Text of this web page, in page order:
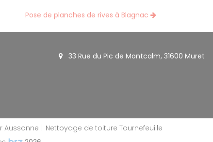
Pose de planches de rives à Blagnac
33 Rue du Pic de Montcalm, 31600 Muret
Aussonne
Nettoyage de toiture Tournefeuille